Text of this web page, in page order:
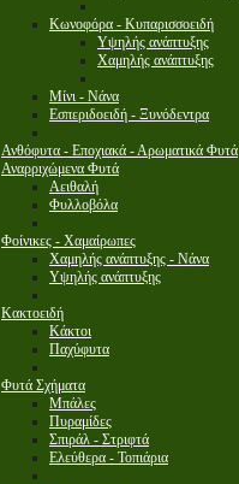
Κωνοφόρα - Κυπαρισσοειδή
Υψηλής ανάπτυξης
Χαμηλής ανάπτυξης
Μίνι - Νάνα
Εσπεριδοειδή - Ξυνόδεντρα
Ανθόφυτα - Εποχιακά - Αρωματικά Φυτά
Αναρριχώμενα Φυτά
Αειθαλή
Φυλλοβόλα
Φοίνικες - Χαμαίρωπες
Χαμηλής ανάπτυξης - Νάνα
Υψηλής ανάπτυξης
Κακτοειδή
Κάκτοι
Παχύφυτα
Φυτά Σχήματα
Μπάλες
Πυραμίδες
Σπιράλ - Στριφτά
Ελεύθερα - Τοπιάρια